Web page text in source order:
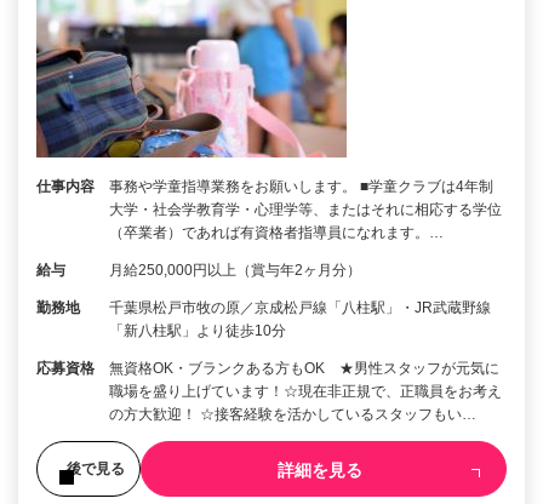
仕事内容
事務や学童指導業務をお願いします。 ■学童クラブは4年制
大学・社会学教育学・心理学等、またはそれに相応する学位
（卒業者）であれば有資格者指導員になれます。…
給与 月給250,000円以上（賞与年2ヶ月分）
勤務地
千葉県松戸市牧の原／京成松戸線「八柱駅」・JR武蔵野線
「新八柱駅」より徒歩10分
応募資格
無資格OK・ブランクある方もOK ★男性スタッフが元気に
職場を盛り上げています！☆現在非正規で、正職員をお考え
の方大歓迎！ ☆接客経験を活かしているスタッフもい…
後で見る 詳細を見る